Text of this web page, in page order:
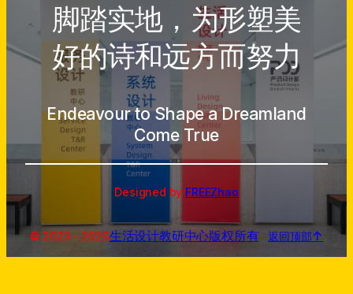
脚踏实地，为形塑美
好的诗和远方而努力
Endeavour to Shape a Dreamland
Come True
Designed by FREEZhao
© 2023～2026生活设计教研中心版权所有 返回顶部↑